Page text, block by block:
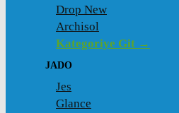
Drop New
Archisol
Kategoriye Git →
JADO
Jes
Glance